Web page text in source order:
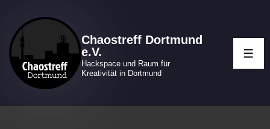
Inhalt
Chaostreff Dortmund
e.V.
Hackspace und Raum für
Kreativität in Dortmund